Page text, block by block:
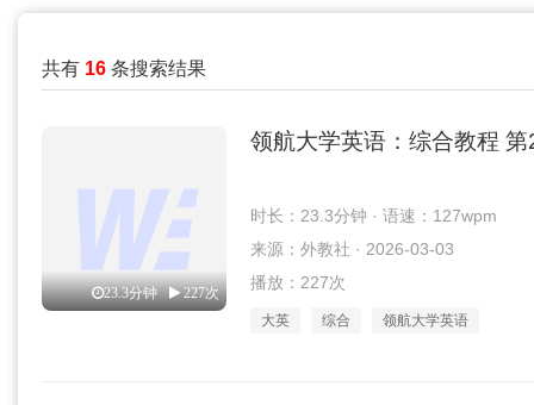
共有 16 条搜索结果
23.3分钟 227次
领航大学英语：综合教程
时长：23.3分钟 · 语速：127wpm
来源：外教社 · 2026-03-03
播放：227次
大英 综合 领航大学英语